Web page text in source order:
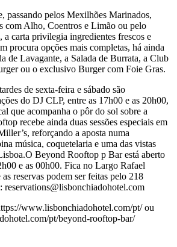
passando pelos Mexilhões Marinados,
com Alho, Coentros e Limão ou pelo
carta privilegia ingredientes frescos e
procura opções mais completas, há ainda
de Lavagante, a Salada de Burrata, a Club
ou o exclusivo Burger com Foie Gras.
de sexta-feira e sábado são
do DJ CLP, entre as 17h00 e as 20h00,
que acompanha o pôr do sol sobre a
recebe ainda duas sessões especiais em
reforçando a aposta numa
música, coquetelaria e uma das vistas
Beyond Rooftop p Bar está aberto
e as 00h00. Fica no Largo Rafael
reservas podem ser feitas pelo 218
reservations@lisbonchiadohotel.com
www.lisbonchiadohotel.com/pt/ ou
pt/beyond-rooftop-bar/